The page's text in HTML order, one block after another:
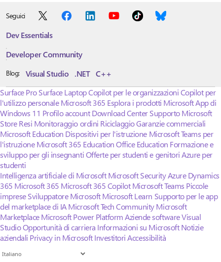
Seguici
Dev Essentials
Developer Community
Blog: Visual Studio .NET C++
Surface Pro Surface LaptopCopilot per le organizzazioniCopilot per
l'utilizzo personale Microsoft 365 Esplora i prodotti MicrosoftApp di
Windows 11 Profilo account Download CenterSupporto Microsoft
Store Resi Monitoraggio ordini RiciclaggioGaranzie commerciali
Microsoft Education Dispositivi per l'istruzione Microsoft Teams per
l'istruzione Microsoft 365 Education Office Education Formazione e
sviluppo per gli insegnantiOfferte per studenti e genitori Azure per
studenti
Intelligenza artificiale di Microsoft Microsoft SecurityAzure Dynamics
365 Microsoft 365 Microsoft 365 Copilot Microsoft Teams Piccole
imprese Sviluppatore Microsoft Microsoft Learn Supporto per le app
del marketplace di IAMicrosoft Tech CommunityMicrosoft
Marketplace Microsoft Power Platform Aziende softwareVisual
StudioOpportunità di carriera Informazioni su Microsoft Notizie
aziendali Privacy in Microsoft Investitori Accessibilità